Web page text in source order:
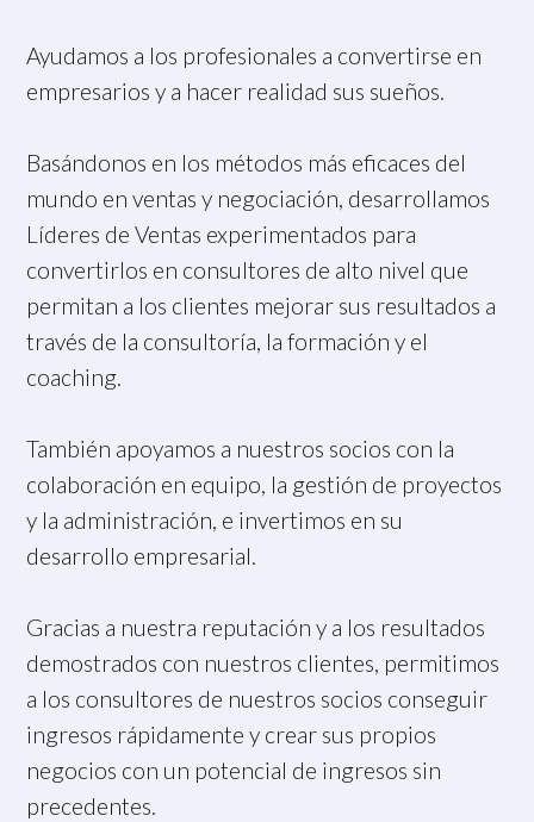
Ayudamos a los profesionales a convertirse en
empresarios y a hacer realidad sus sueños.
Basándonos en los métodos más eficaces del
mundo en ventas y negociación, desarrollamos
Líderes de Ventas experimentados para
convertirlos en consultores de alto nivel que
permitan a los clientes mejorar sus resultados a
través de la consultoría, la formación y el
coaching.
También apoyamos a nuestros socios con la
colaboración en equipo, la gestión de proyectos
y la administración, e invertimos en su
desarrollo empresarial.
Gracias a nuestra reputación y a los resultados
demostrados con nuestros clientes, permitimos
a los consultores de nuestros socios conseguir
ingresos rápidamente y crear sus propios
negocios con un potencial de ingresos sin
precedentes.